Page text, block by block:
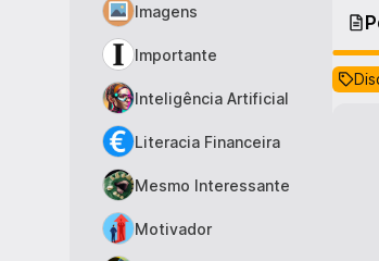
Imagens
Importante
Inteligência Artificial
Literacia Financeira
Mesmo Interessante
Motivador